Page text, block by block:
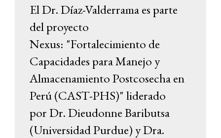
El Dr. Díaz-Valderrama es parte
del proyecto
Nexus: "Fortalecimiento de
Capacidades para Manejo y
Almacenamiento Postcosecha en
Perú (CAST-PHS)" liderado
por Dr. Dieudonne Baributsa
(Universidad Purdue) y Dra.